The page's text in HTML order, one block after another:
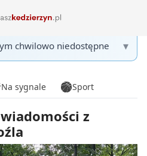
chwilowo niedostępne ▾
Na sygnale Sport
z